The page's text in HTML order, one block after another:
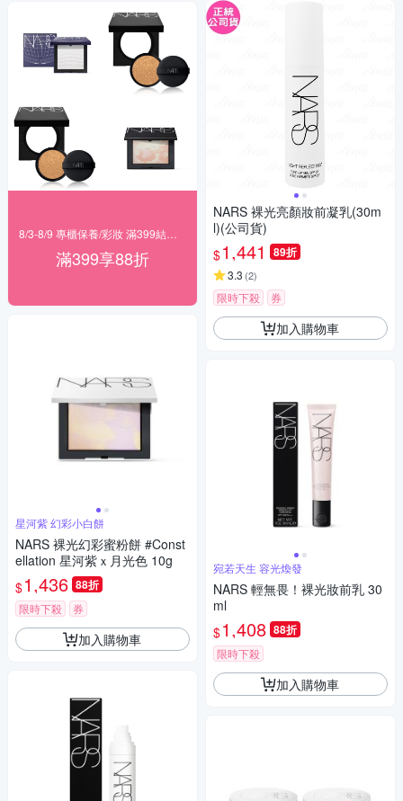
滿399享88折
星河紫 幻彩小白餅
NARS 裸光幻彩蜜粉餅 #Const
ellation 星河紫ｘ月光色 10g
$1,436 88折
限時下殺 券
加入購物車
NARS 裸光亮顏妝前凝乳(30m
l)(公司貨)
$1,441 89折
3.3 (2)
限時下殺 券
加入購物車
宛若天生 容光煥發
NARS 輕無畏！裸光妝前乳 30
ml
$1,408 88折
限時下殺
加入購物車